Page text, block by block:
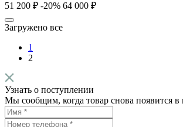
51 200 ₽ -20% 64 000 ₽
Загружено все
1
2
Узнать о поступлении
Мы сообщим, когда товар снова появится в